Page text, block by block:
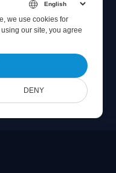
we use cookies for
our site, you agree
DENY